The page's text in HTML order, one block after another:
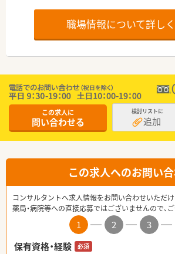
職場情報について詳し
この求人に
問い合わせる
検討リストに
追加
この求人へのお問い
コンサルタントへ求人情報をお問い合わせいただけ
薬局・病院等への直接応募ではございませんので、
1 2 3
保有資格・経験
必須